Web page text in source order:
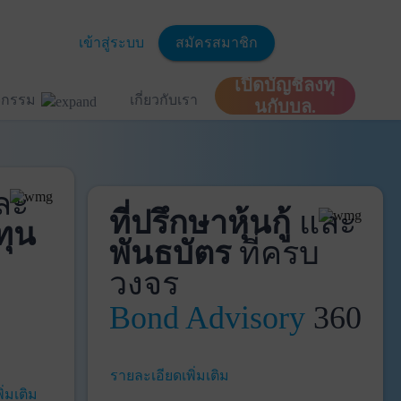
เข้าสู่ระบบ สมัครสมาชิก
รรม เกี่ยวกับเรา
เปิดบัญชีลงทุ
นกับบล.
ะ
น
มเติม
ที่ปรึกษาหุ้นกู้ และ
พันธบัตรที่ครบ
วงจร
Bond Advisory360
รายละเอียดเพิ่มเติม